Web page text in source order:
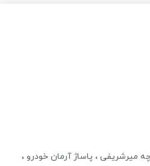
میرشریفی ، پاساژ آرمان خودرو ،